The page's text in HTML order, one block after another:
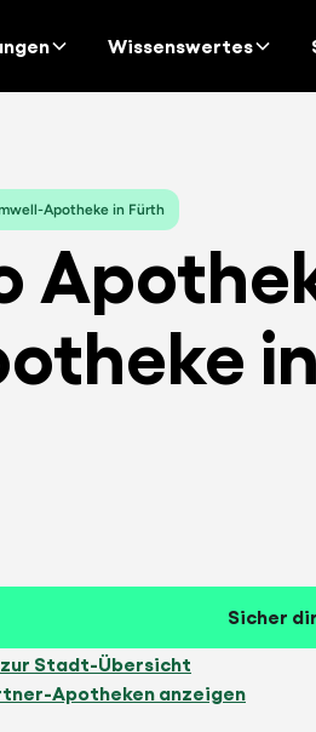
Wissenswertes
Apotheke in Fürth
Sicher
Stadt-Übersicht
Apotheken anzeigen